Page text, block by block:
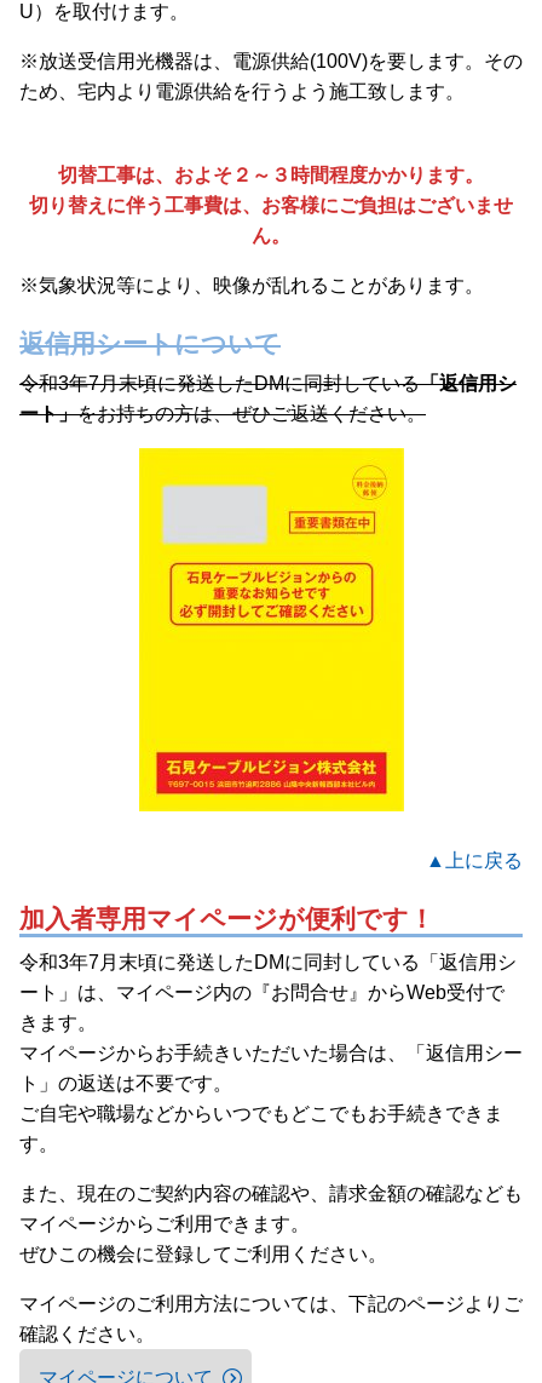
U）を取付けます。
※放送受信用光機器は、電源供給(100V)を要します。その
ため、宅内より電源供給を行うよう施工致します。
切替工事は、およそ２～３時間程度かかります。
切り替えに伴う工事費は、お客様にご負担はございませ
ん。
※気象状況等により、映像が乱れることがあります。
返信用シートについて
令和3年7月末頃に発送したDMに同封している「返信用シ
ート」をお持ちの方は、ぜひご返送ください。
▲上に戻る
加入者専用マイページが便利です！
令和3年7月末頃に発送したDMに同封している「返信用シ
ート」は、マイページ内の『お問合せ』からWeb受付で
きます。
マイページからお手続きいただいた場合は、「返信用シー
ト」の返送は不要です。
ご自宅や職場などからいつでもどこでもお手続きできま
す。
また、現在のご契約内容の確認や、請求金額の確認なども
マイページからご利用できます。
ぜひこの機会に登録してご利用ください。
マイページのご利用方法については、下記のページよりご
確認ください。
マイページについて